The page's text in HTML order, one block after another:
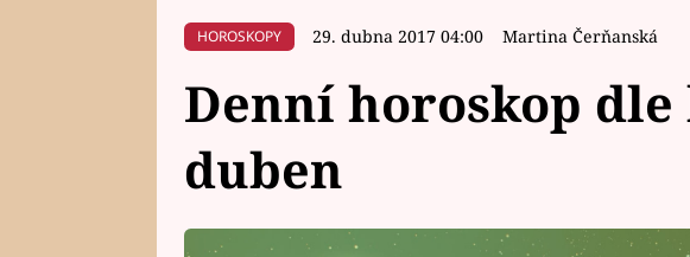
HOROSKOPY 29. dubna 2017 04:00 Martina Čerňanská
Denní horoskop dle
duben